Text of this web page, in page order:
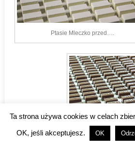
Ptasie Mleczko przed….
Ta strona używa cookies w celach
OK, jeśli akceptujesz.
OK